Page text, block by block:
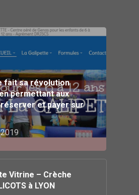
fait sa révolution
permettant aux
et payer sur
Vitrine – Crèche
à LYON